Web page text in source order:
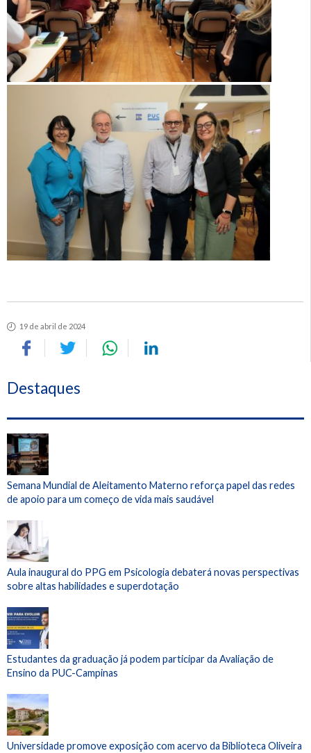
19 de abril de 2024
Destaques
Semana Mundial de Aleitamento Materno reforça papel das redes
de apoio para um começo de vida mais saudável
Aula inaugural do PPG em Psicologia debaterá novas perspectivas
sobre altas habilidades e superdotação
Estudantes da graduação já podem participar da Avaliação de
Ensino da PUC-Campinas
Universidade promove exposição com acervo da Biblioteca Oliveira